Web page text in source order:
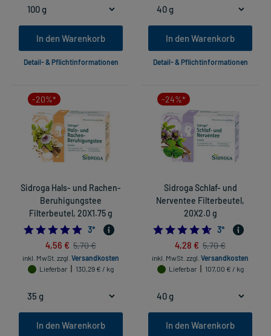
In den Warenkorb
Detail- & Pflichtinformationen
In den Warenkorb
Detail- & Pflichtinformationen
-20%*
Sidroga Hals- und Rachen-
Beruhigungstee
Filterbeutel, 20X1.75 g
5.0
3*
4,56 € 5,70 €
inkl. MwSt. zzgl. Versandkosten
Lieferbar
130,29 € / kg
In den Warenkorb
-24%*
Sidroga Schlaf- und
Nerventee Filterbeutel,
20X2.0 g
3*
4,28 € 5,70 €
inkl. MwSt. zzgl. Versandkosten
Lieferbar
107,00 € / kg
In den Warenkorb